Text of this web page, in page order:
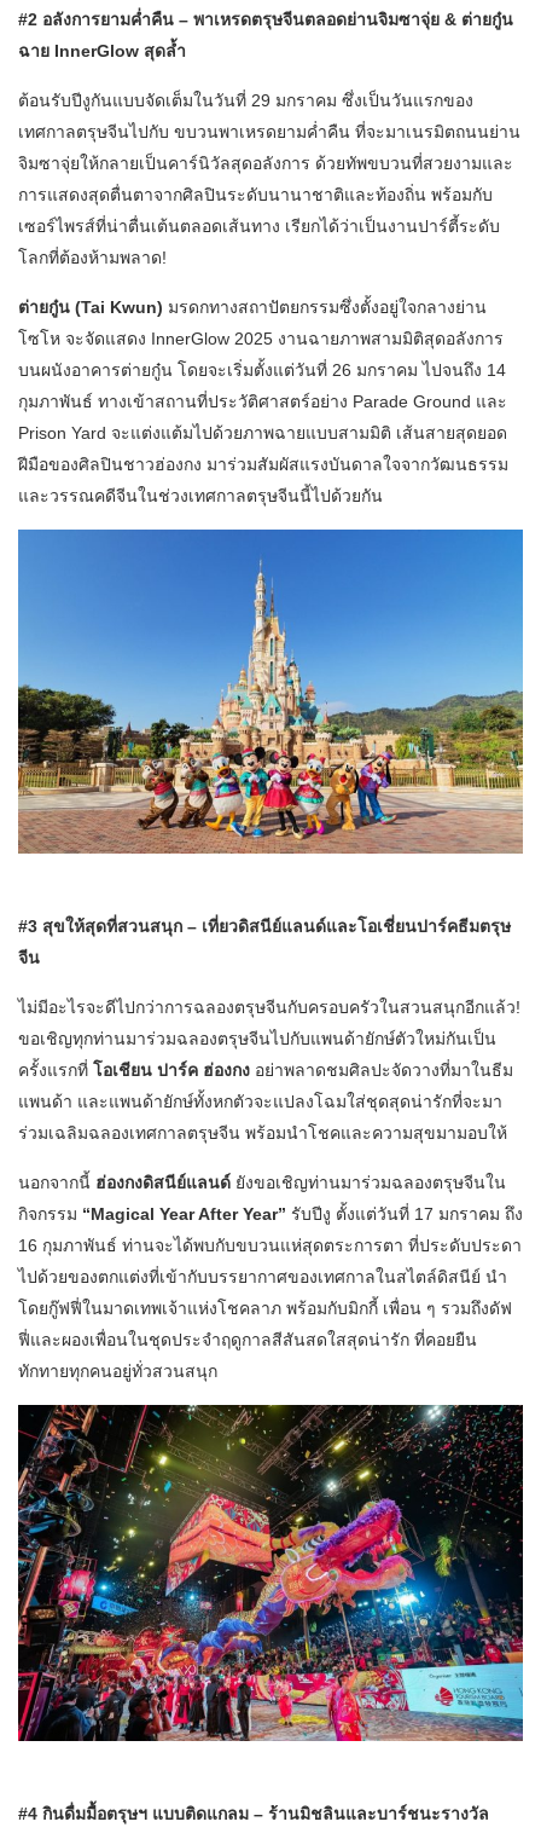
#2 อลังการยามค่ำคืน – พาเหรดตรุษจีนตลอดย่านจิมซาจุ่ย & ต่ายกู๋น
ฉาย InnerGlow สุดล้ำ
ต้อนรับปีงูกันแบบจัดเต็มในวันที่ 29 มกราคม ซึ่งเป็นวันแรกของ
เทศกาลตรุษจีนไปกับ ขบวนพาเหรดยามค่ำคืน ที่จะมาเนรมิตถนนย่าน
จิมซาจุ่ยให้กลายเป็นคาร์นิวัลสุดอลังการ ด้วยทัพขบวนที่สวยงามและ
การแสดงสุดตื่นตาจากศิลปินระดับนานาชาติและท้องถิ่น พร้อมกับ
เซอร์ไพรส์ที่น่าตื่นเต้นตลอดเส้นทาง เรียกได้ว่าเป็นงานปาร์ตี้ระดับ
โลกที่ต้องห้ามพลาด!
ต่ายกู๋น (Tai Kwun) มรดกทางสถาปัตยกรรมซึ่งตั้งอยู่ใจกลางย่าน
โซโห จะจัดแสดง InnerGlow 2025 งานฉายภาพสามมิติสุดอลังการ
บนผนังอาคารต่ายกู๋น โดยจะเริ่มตั้งแต่วันที่ 26 มกราคม ไปจนถึง 14
กุมภาพันธ์ ทางเข้าสถานที่ประวัติศาสตร์อย่าง Parade Ground และ
Prison Yard จะแต่งแต้มไปด้วยภาพฉายแบบสามมิติ เส้นสายสุดยอด
ฝีมือของศิลปินชาวฮ่องกง มาร่วมสัมผัสแรงบันดาลใจจากวัฒนธรรม
และวรรณคดีจีนในช่วงเทศกาลตรุษจีนนี้ไปด้วยกัน
#3 สุขให้สุดที่สวนสนุก – เที่ยวดิสนีย์แลนด์และโอเชี่ยนปาร์คธีมตรุษ
จีน
ไม่มีอะไรจะดีไปกว่าการฉลองตรุษจีนกับครอบครัวในสวนสนุกอีกแล้ว!
ขอเชิญทุกท่านมาร่วมฉลองตรุษจีนไปกับแพนด้ายักษ์ตัวใหม่กันเป็น
ครั้งแรกที่ โอเชียน ปาร์ค ฮ่องกง อย่าพลาดชมศิลปะจัดวางที่มาในธีม
แพนด้า และแพนด้ายักษ์ทั้งหกตัวจะแปลงโฉมใส่ชุดสุดน่ารักที่จะมา
ร่วมเฉลิมฉลองเทศกาลตรุษจีน พร้อมนำโชคและความสุขมามอบให้
นอกจากนี้ ฮ่องกงดิสนีย์แลนด์ ยังขอเชิญท่านมาร่วมฉลองตรุษจีนใน
กิจกรรม “Magical Year After Year” รับปีงู ตั้งแต่วันที่ 17 มกราคม ถึง
16 กุมภาพันธ์ ท่านจะได้พบกับขบวนแห่สุดตระการตา ที่ประดับประดา
ไปด้วยของตกแต่งที่เข้ากับบรรยากาศของเทศกาลในสไตล์ดิสนีย์ นำ
โดยกู๊ฟฟี่ในมาดเทพเจ้าแห่งโชคลาภ พร้อมกับมิกกี้ เพื่อน ๆ รวมถึงดัฟ
ฟี่และผองเพื่อนในชุดประจำฤดูกาลสีสันสดใสสุดน่ารัก ที่คอยยืน
ทักทายทุกคนอยู่ทั่วสวนสนุก
#4 กินดื่มมื้อตรุษฯ แบบติดแกลม – ร้านมิชลินและบาร์ชนะรางวัล